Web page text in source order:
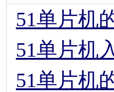
51单片机
51单片机
51单片机